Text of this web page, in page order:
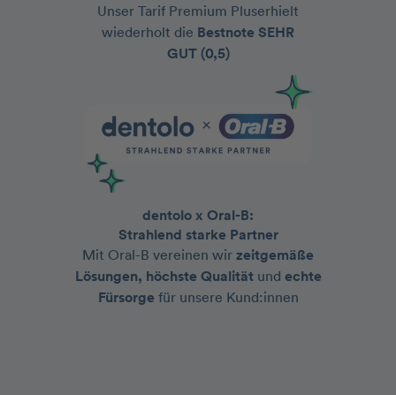
Unser Tarif Premium Pluserhielt
wiederholt die Bestnote SEHR
GUT (0,5)
dentolo x Oral-B:
Strahlend starke Partner
Mit Oral-B vereinen wir zeitgemäße
Lösungen, höchste Qualitätund echte
Fürsorge für unsere Kund:innen